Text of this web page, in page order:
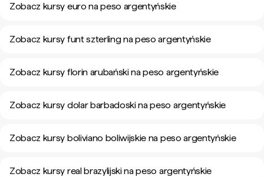
Zobacz kursy euro na peso argentyńskie
Zobacz kursy funt szterling na peso argentyńskie
Zobacz kursy florin arubański na peso argentyńskie
Zobacz kursy dolar barbadoski na peso argentyńskie
Zobacz kursy boliviano boliwijskie na peso argentyńskie
Zobacz kursy real brazylijski na peso argentyńskie